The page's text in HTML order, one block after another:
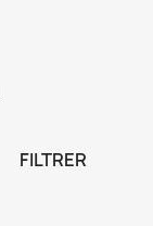
FILTRER